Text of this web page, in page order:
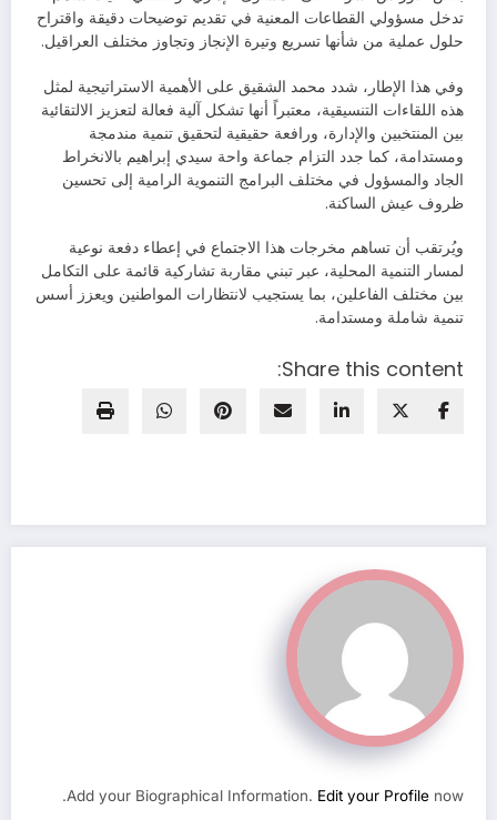
تدخل مسؤولي القطاعات المعنية في تقديم توضيحات دقيقة واقتراح
حلول عملية من شأنها تسريع وتيرة الإنجاز وتجاوز مختلف العراقيل.
وفي هذا الإطار، شدد محمد الشقيق على الأهمية الاستراتيجية لمثل
هذه اللقاءات التنسيقية، معتبراً أنها تشكل آلية فعالة لتعزيز الالتقائية
بين المنتخبين والإدارة، ورافعة حقيقية لتحقيق تنمية مندمجة
ومستدامة، كما جدد التزام جماعة واحة سيدي إبراهيم بالانخراط
الجاد والمسؤول في مختلف البرامج التنموية الرامية إلى تحسين
ظروف عيش الساكنة.
ويُرتقب أن تساهم مخرجات هذا الاجتماع في إعطاء دفعة نوعية
لمسار التنمية المحلية، عبر تبني مقاربة تشاركية قائمة على التكامل
بين مختلف الفاعلين، بما يستجيب لانتظارات المواطنين ويعزز أسس
تنمية شاملة ومستدامة.
Share this content:
Add your Biographical Information. Edit your Profile now.